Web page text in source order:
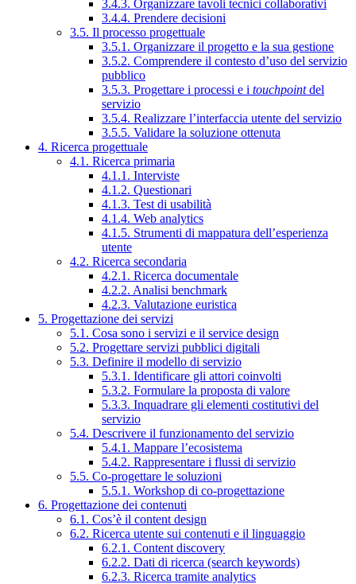
3.4.3. Organizzare tavoli tecnici collaborativi
3.4.4. Prendere decisioni
3.5. Il processo progettuale
3.5.1. Organizzare il progetto e la sua gestione
3.5.2. Comprendere il contesto d’uso del servizio
pubblico
3.5.3. Progettare i processi e i touchpointdel
servizio
3.5.4. Realizzare l’interfaccia utente del servizio
3.5.5. Validare la soluzione ottenuta
4. Ricerca progettuale
4.1. Ricerca primaria
4.1.1. Interviste
4.1.2. Questionari
4.1.3. Test di usabilità
4.1.4. Web analytics
4.1.5. Strumenti di mappatura dell’esperienza
utente
4.2. Ricerca secondaria
4.2.1. Ricerca documentale
4.2.2. Analisi benchmark
4.2.3. Valutazione euristica
5. Progettazione dei servizi
5.1. Cosa sono i servizi e il service design
5.2. Progettare servizi pubblici digitali
5.3. Definire il modello di servizio
5.3.1. Identificare gli attori coinvolti
5.3.2. Formulare la proposta di valore
5.3.3. Inquadrare gli elementi costitutivi del
servizio
5.4. Descrivere il funzionamento del servizio
5.4.1. Mappare l’ecosistema
5.4.2. Rappresentare i flussi di servizio
5.5. Co-progettare le soluzioni
5.5.1. Workshop di co-progettazione
6. Progettazione dei contenuti
6.1. Cos’è il content design
6.2. Ricerca utente sui contenuti e il linguaggio
6.2.1. Content discovery
6.2.2. Dati di ricerca (search keywords)
6.2.3. Ricerca tramite analytics